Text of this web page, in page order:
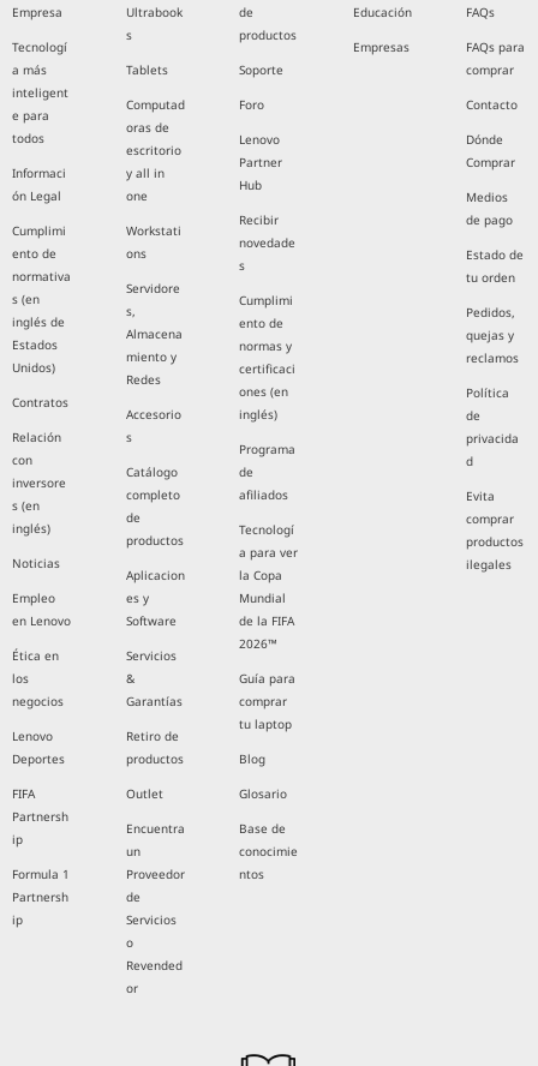
Empresa
Tecnologí
a más
inteligent
e para
todos
Informaci
ón Legal
Cumplimi
ento de
normativa
s (en
inglés de
Estados
Unidos)
Contratos
Relación
con
inversore
s (en
inglés)
Noticias
Empleo
en Lenovo
Ética en
los
negocios
Lenovo
Deportes
FIFA
Partnersh
ip
Formula 1
Partnersh
ip
Ultrabook
s
Tablets
Computad
oras de
escritorio
y all in
one
Workstati
ons
Servidore
s,
Almacena
miento y
Redes
Accesorio
s
Catálogo
completo
de
productos
Aplicacion
es y
Software
Servicios
&
Garantías
Retiro de
productos
Outlet
Encuentra
un
Proveedor
de
Servicios
o
Revended
or
de
productos
Soporte
Foro
Lenovo
Partner
Hub
Recibir
novedade
s
Cumplimi
ento de
normas y
certificaci
ones (en
inglés)
Programa
de
afiliados
Tecnologí
a para ver
la Copa
Mundial
de la FIFA
2026™
Guía para
comprar
tu laptop
Blog
Glosario
Base de
conocimie
ntos
Educación
Empresas
FAQs
FAQs para
comprar
Contacto
Dónde
Comprar
Medios
de pago
Estado de
tu orden
Pedidos,
quejas y
reclamos
Política
de
privacida
d
Evita
comprar
productos
ilegales